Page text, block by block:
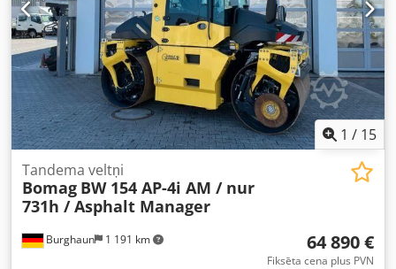
1 / 15
Burghaun 1 191 km
Tandema veltņi
Bomag BW 154 AP-4i AM / nur
731h / Asphalt Manager
64 890 €
Fiksēta cena plus PVN